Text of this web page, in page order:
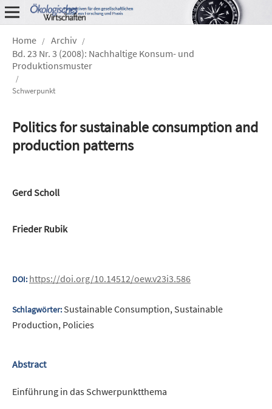
Home / Archiv /
Bd. 23 Nr. 3 (2008): Nachhaltige Konsum- und
Produktionsmuster
/
Schwerpunkt
Politics for sustainable consumption and
production patterns
Gerd Scholl
Frieder Rubik
DOI: https://doi.org/10.14512/oew.v23i3.586
Schlagwörter: Sustainable Consumption, Sustainable
Production, Policies
Abstract
Einführung in das Schwerpunktthema